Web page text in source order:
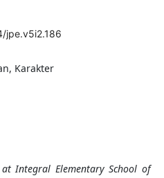
jpe.v5i2.186
Karakter
Integral Elementary School of